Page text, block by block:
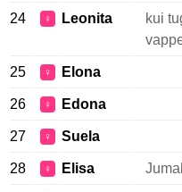
24 ♀ Leonita
kui
25 ♀ Elona
26 ♀ Edona
27 ♀ Suela
28 ♀ Elisa